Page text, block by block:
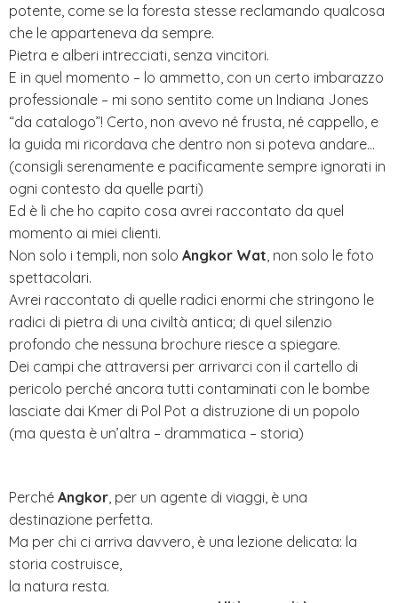
potente, come se la foresta stesse reclamando qualcosa
che le apparteneva da sempre.
Pietra e alberi intrecciati, senza vincitori.
E in quel momento – lo ammetto, con un certo imbarazzo
professionale – mi sono sentito come un Indiana Jones
“da catalogo”! Certo, non avevo né frusta, né cappello, e
la guida mi ricordava che dentro non si poteva andare…
(consigli serenamente e pacificamente sempre ignorati in
ogni contesto da quelle parti)
Ed è lì che ho capito cosa avrei raccontato da quel
momento ai miei clienti.
Non solo i templi, non solo Angkor Wat , non solo le foto
spettacolari.
Avrei raccontato di quelle radici enormi che stringono le
radici di pietra di una civiltà antica; di quel silenzio
profondo che nessuna brochure riesce a spiegare.
Dei campi che attraversi per arrivarci con il cartello di
pericolo perché ancora tutti contaminati con le bombe
lasciate dai Kmer di Pol Pot a distruzione di un popolo
(ma questa è un’altra – drammatica – storia)
Perché Angkor , per un agente di viaggi, è una
destinazione perfetta.
Ma per chi ci arriva davvero, è una lezione delicata: la
storia costruisce,
la natura resta.